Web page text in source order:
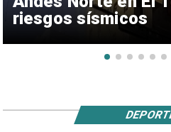
riesgos sísmicos